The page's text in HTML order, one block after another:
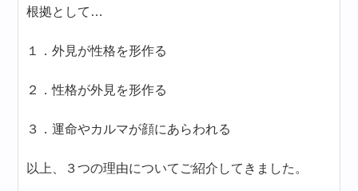
根拠として…
１．外見が性格を形作る
２．性格が外見を形作る
３．運命やカルマが顔にあらわれる
以上、３つの理由についてご紹介してきました。